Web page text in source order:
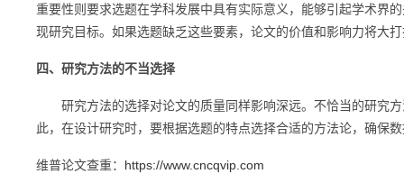
重要性则要求选题在学科发展中具有实际意义，能够引起学术界
现研究目标。如果选题缺乏这些要素，论文的价值和影响力将大
四、研究方法的不当选择
研究方法的选择对论文的质量同样影响深远。不恰当的研究方
此，在设计研究时，要根据选题的特点选择合适的方法论，确保
维普论文查重： https://www.cncqvip.com